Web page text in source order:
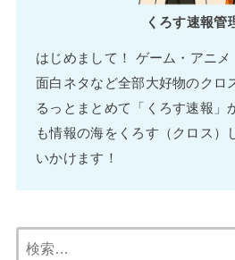
くろす速報管
はじめまして！ ゲーム・アニメ
面白ネタなど全部大好物のクロ
るっとまとめて「くろす速報」
も情報の海をくろす（クロス）
いかけます！